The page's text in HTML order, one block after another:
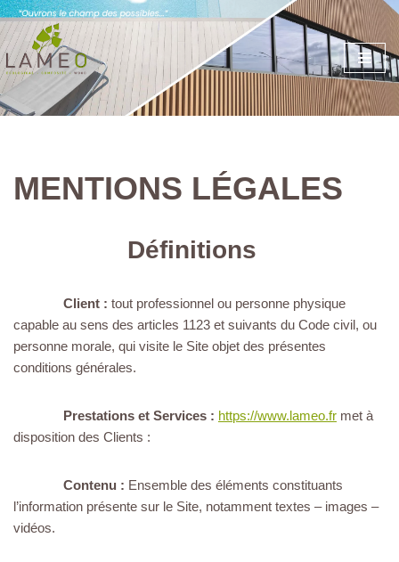
Aller
au
contenu
MENTIONS LÉGALES
Définitions
Client : tout professionnel ou personne physique
capable au sens des articles 1123 et suivants du Code civil, ou
personne morale, qui visite le Site objet des présentes
conditions générales.
Prestations et Services : https://www.lameo.fr met à
disposition des Clients :
Contenu : Ensemble des éléments constituants
l’information présente sur le Site, notamment textes – images –
vidéos.